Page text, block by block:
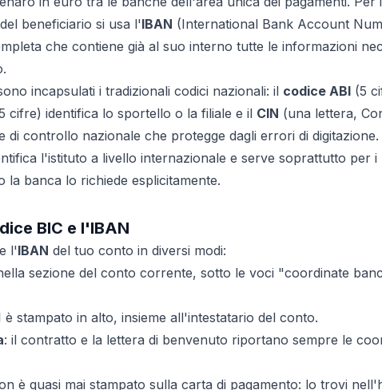
beneficiario si usa l'IBAN (International Bank Account
che contiene già al suo interno tutte le informazioni
incapsulati i tradizionali codici nazionali: il codice ABI (5
cifre) identifica lo sportello o la filiale e il CIN (una lettera,
di controllo nazionale che protegge dagli errori di digitazione.
l'istituto a livello internazionale e serve soprattutto per i
la banca lo richiede esplicitamente.
BIC e l'IBAN
l'IBAN del tuo conto in diversi modi:
sezione del conto corrente, sotto le voci "coordinate
è stampato in alto, insieme all'intestatario del conto.
: il contratto e la lettera di benvenuto riportano sempre le
è quasi mai stampato sulla carta di pagamento: lo trovi